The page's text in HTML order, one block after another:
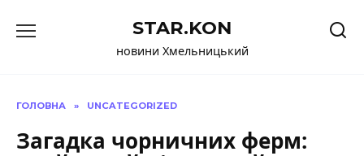
до
STAR.KON
новини Хмельницький
ГОЛОВНА » UNCATEGORIZED
Загадка чорничних ферм: